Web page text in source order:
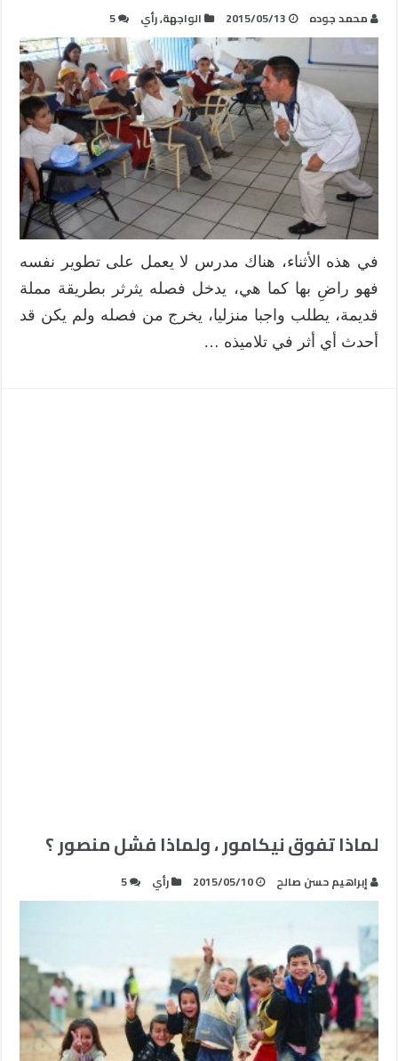
محمد جوده 2015/05/13 الواجهة,رأي 5
في هذه الأثناء، هناك مدرس لا يعمل على تطوير نفسه
فهو راضِ بها كما هي، يدخل فصله يثرثر بطريقة مملة
قديمة، يطلب واجبا منزليا، يخرج من فصله ولم يكن قد
أحدث أي أثر في تلاميذه …
لماذا تفوق نيكامور ، ولماذا فشل منصور ؟
إبراهيم حسن صالح 2015/05/10 رأي 5